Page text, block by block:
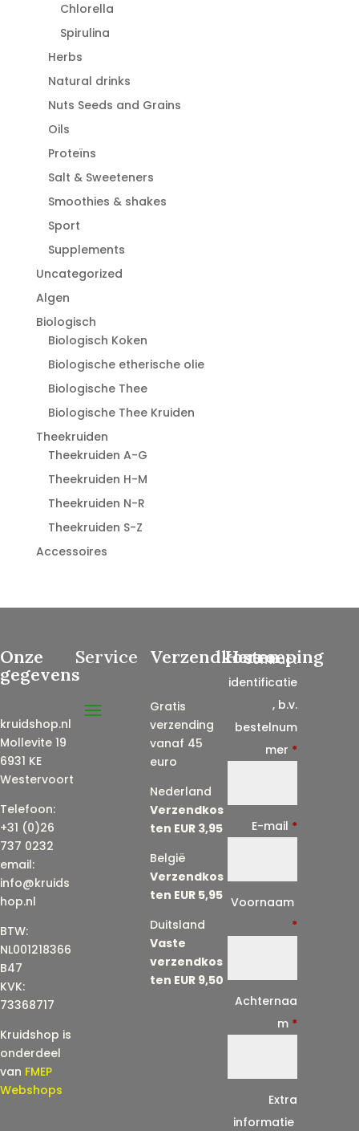
Chlorella
Spirulina
Herbs
Natural drinks
Nuts Seeds and Grains
Oils
Proteïns
Salt & Sweeteners
Smoothies & shakes
Sport
Supplements
Uncategorized
Algen
Biologisch
Biologisch Koken
Biologische etherische olie
Biologische Thee
Biologische Thee Kruiden
Theekruiden
Theekruiden A-G
Theekruiden H-M
Theekruiden N-R
Theekruiden S-Z
Accessoires
Onze
gegevens
kruidshop.nl
Mollevite 19
6931 KE
Westervoort
Telefoon:
+31 (0)26
737 0232
email:
info@kruids
hop.nl
BTW:
NL001218366
B47
KVK:
73368717
Kruidshop is
onderdeel
van FMEP
Webshops
Service Verzendkosten
Gratis
verzending
vanaf 45
euro
Nederland
Verzendkos
ten EUR 3,95
België
Verzendkos
ten EUR 5,95
Duitsland
Vaste
verzendkos
ten EUR 9,50
Herroeping
Contract
identificatie
, b.v.
bestelnum
mer *
E-mail *
Voornaam
*
Achternaa
m *
Extra
informatie